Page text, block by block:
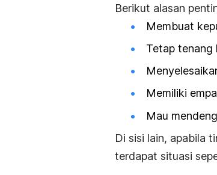
Berikut alasan
Membuat
Tetap tenang
Memiliki
Mau
Di sisi lain, apabila
terdapat situasi